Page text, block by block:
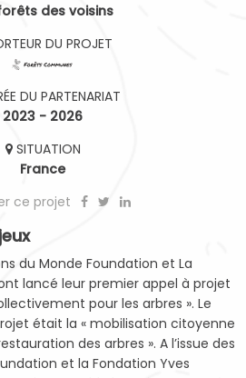
des voisins
DU PROJET
DU PARTENARIAT
2023 - 2026
SITUATION
France
ce projet
du Monde Foundation et La
lancé leur premier appel à projet
pour les arbres ». Le
était la « mobilisation citoyenne
des arbres ». A l’issue des
et la Fondation Yves